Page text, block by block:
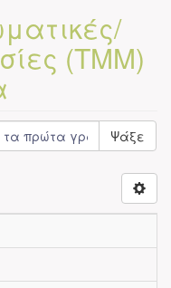
(ΤΜΜ)
Ψάξε